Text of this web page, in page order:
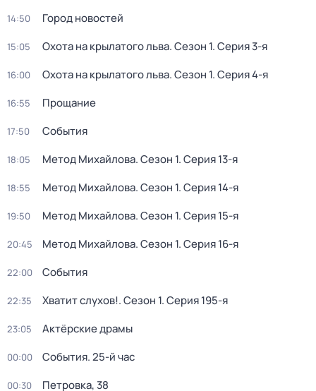
14:50 Город новостей
15:05 Охота на крылатого льва. Сезон 1. Серия 3-я
16:00 Охота на крылатого льва. Сезон 1. Серия 4-я
16:55 Прощание
17:50 События
18:05 Метод Михайлова. Сезон 1. Серия 13-я
18:55 Метод Михайлова. Сезон 1. Серия 14-я
19:50 Метод Михайлова. Сезон 1. Серия 15-я
20:45 Метод Михайлова. Сезон 1. Серия 16-я
22:00 События
22:35 Хватит слухов!. Сезон 1. Серия 195-я
23:05 Актёрские драмы
00:00 События. 25-й час
00:30 Петровка, 38